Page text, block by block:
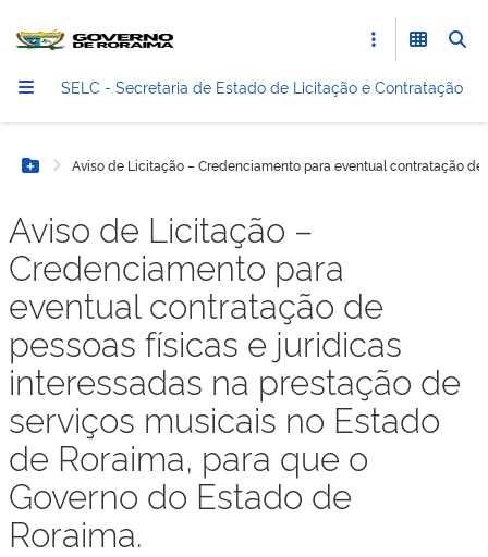
SELC - Secretaria de Estado de Licitação e Contratação
Botão Menu
Aviso de Licitação – Credenciamento para eventual contratação
Aviso de Licitação –
Credenciamento para
eventual contratação de
pessoas físicas e juridicas
interessadas na prestação de
serviços musicais no Estado
de Roraima, para que o
Governo do Estado de
Roraima.